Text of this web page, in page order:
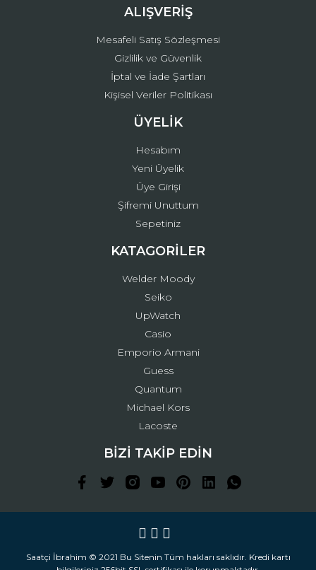
ALIŞVERİŞ
Mesafeli Satış Sözleşmesi
Gizlilik ve Güvenlik
İptal ve İade Şartları
Kişisel Veriler Politikası
ÜYELİK
Hesabım
Yeni Üyelik
Üye Girişi
Şifremi Unuttum
Sepetiniz
KATAGORİLER
Welder Moody
Seiko
UpWatch
Casio
Emporio Armani
Guess
Quantum
Michael Kors
Lacoste
BİZİ TAKİP EDİN
Saatçi İbrahim © 2021 Bu Sitenin Tüm hakları saklıdır. Kredi kartı